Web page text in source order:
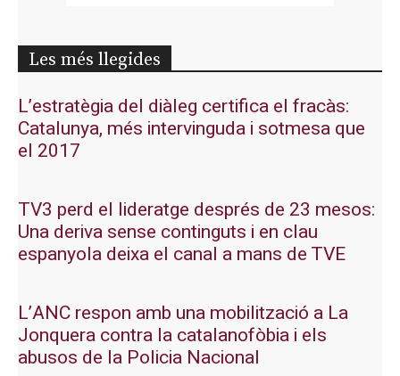
Les més llegides
L’estratègia del diàleg certifica el fracàs:
Catalunya, més intervinguda i sotmesa que
el 2017
TV3 perd el lideratge després de 23 mesos:
Una deriva sense continguts i en clau
espanyola deixa el canal a mans de TVE
L’ANC respon amb una mobilització a La
Jonquera contra la catalanofòbia i els
abusos de la Policia Nacional